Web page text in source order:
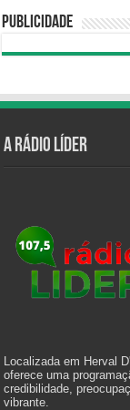
Publicidade
A Rádio Líder
Localizada em Herval
oferece uma
credibilidade,
vibrante.